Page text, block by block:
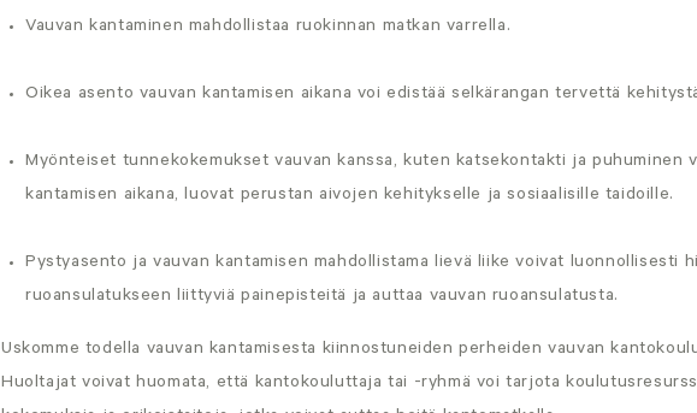
Vauvan kantaminen mahdollistaa ruokinnan matkan varrella.
Oikea asento vauvan kantamisen aikana voi edistää selkärangan tervettä
Myönteiset tunnekokemukset vauvan kanssa, kuten katsekontakti ja puhuminen
kantamisen aikana, luovat perustan aivojen kehitykselle ja sosiaalisille taidoille.
Pystyasento ja vauvan kantamisen mahdollistama lievä liike voivat luonnollisesti
ruoansulatukseen liittyviä painepisteitä ja auttaa vauvan ruoansulatusta.
Uskomme todella vauvan kantamisesta kiinnostuneiden perheiden vauvan
Huoltajat voivat huomata, että kantokouluttaja tai -ryhmä voi tarjota